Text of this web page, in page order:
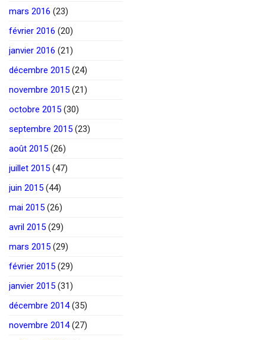
mars 2016 (23)
février 2016 (20)
janvier 2016 (21)
décembre 2015 (24)
novembre 2015 (21)
octobre 2015 (30)
septembre 2015 (23)
août 2015 (26)
juillet 2015 (47)
juin 2015 (44)
mai 2015 (26)
avril 2015 (29)
mars 2015 (29)
février 2015 (29)
janvier 2015 (31)
décembre 2014(35)
novembre 2014(27)